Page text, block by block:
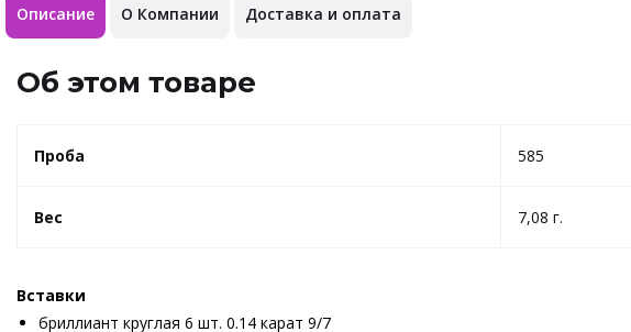
Описание О Компании Доставка и оплата
Об этом товаре
Проба 585
Вес 7,08 г.
Вставки
бриллиант круглая 6 шт. 0.14 карат 9/7